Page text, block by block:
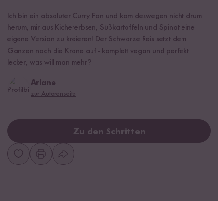
Ich bin ein absoluter Curry Fan und kam deswegen nicht drum
herum, mir aus Kichererbsen, Süßkartoffeln und Spinat eine
eigene Version zu kreieren! Der Schwarze Reis setzt dem
Ganzen noch die Krone auf - komplett vegan und perfekt
lecker, was will man mehr?
Ariane
zur Autorenseite
Zu den Schritten